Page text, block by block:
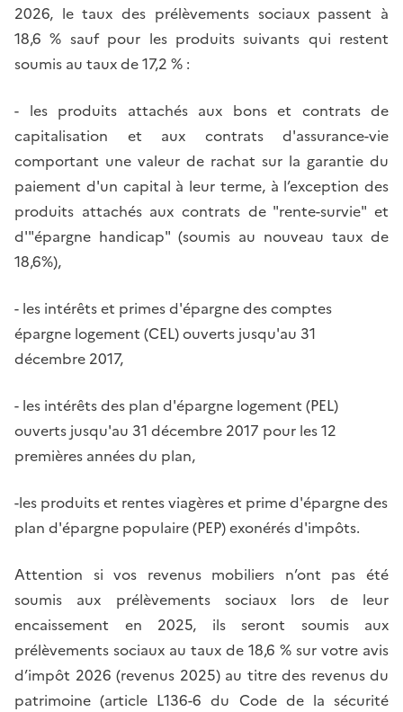
2026, le taux des prélèvements sociaux passent à
18,6 % sauf pour les produits suivants qui restent
soumis au taux de 17,2 % :
- les produits attachés aux bons et contrats de
capitalisation et aux contrats d'assurance-vie
comportant une valeur de rachat sur la garantie du
paiement d'un capital à leur terme, à l’exception des
produits attachés aux contrats de "rente-survie" et
d'"épargne handicap" (soumis au nouveau taux de
18,6%),
- les intérêts et primes d'épargne des comptes
épargne logement (CEL) ouverts jusqu'au 31
décembre 2017,
- les intérêts des plan d'épargne logement (PEL)
ouverts jusqu'au 31 décembre 2017 pour les 12
premières années du plan,
-les produits et rentes viagères et prime d'épargne des
plan d'épargne populaire (PEP) exonérés d'impôts.
Attention si vos revenus mobiliers n’ont pas été
soumis aux prélèvements sociaux lors de leur
encaissement en 2025, ils seront soumis aux
prélèvements sociaux au taux de 18,6 % sur votre avis
d’impôt 2026 (revenus 2025) au titre des revenus du
patrimoine (article L136-6 du Code de la sécurité